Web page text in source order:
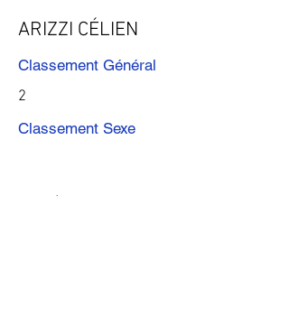
ARIZZI CÉLIEN
Classement Général
2
Classement Sexe
Précédent